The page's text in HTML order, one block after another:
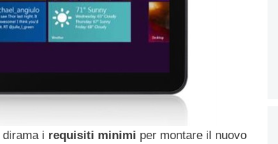
dirama i requisiti minimi per montare il nuovo